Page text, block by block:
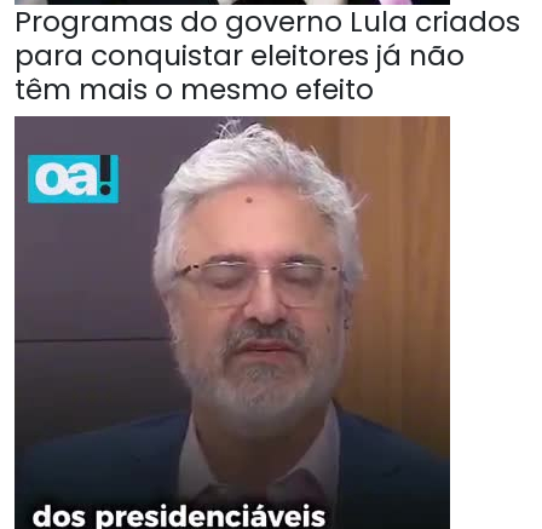
Programas do governo Lula criados
para conquistar eleitores já não
têm mais o mesmo efeito